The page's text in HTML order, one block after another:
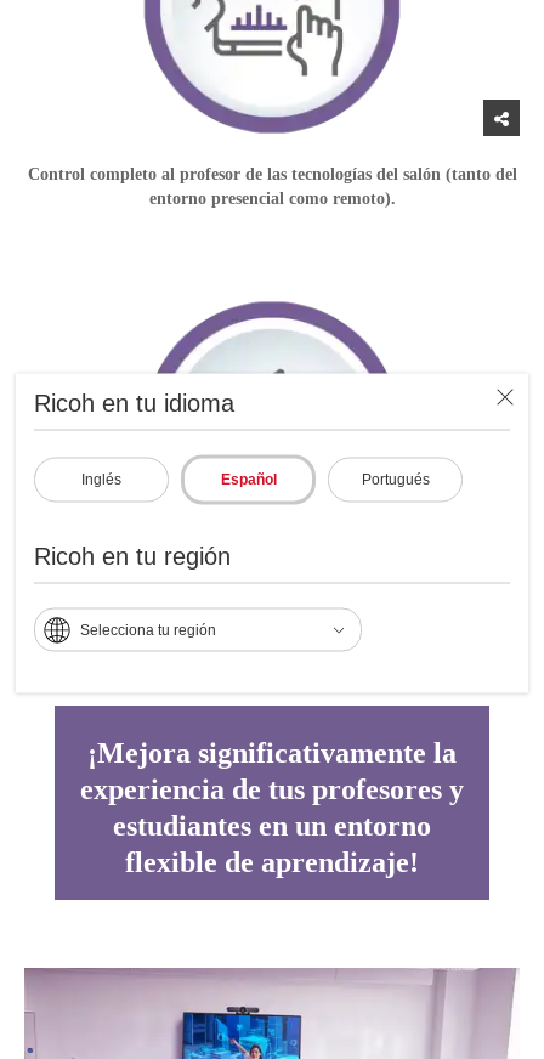
Ricoh en tu idioma
Inglés Español Portugués
Ricoh en tu región
Selecciona tu región
Control completo al profesor de las tecnologías del salón (tanto del
entorno presencial como remoto).
comunicación de todo el salón con estudiantes remotos.
¡Mejora significativamente la
experiencia de tus profesores y
estudiantes en un entorno
flexible de aprendizaje!